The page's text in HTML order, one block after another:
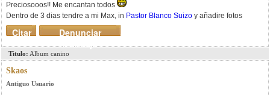
Preciosooos!! Me encantan todos
Dentro de 3 dias tendre a mi Max, in Pastor Blanco Suizo y añadire fotos
Denunciar
mensaje
Citar
Titulo: Album canino
Skaos
Antiguo Usuario